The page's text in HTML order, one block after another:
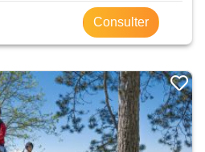
Consulter